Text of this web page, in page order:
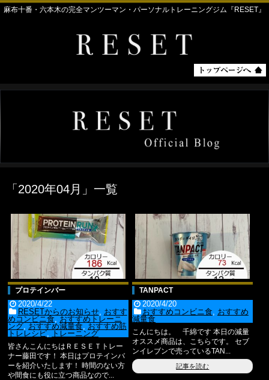
麻布十番・六本木の完全マンツーマン・パーソナルトレーニングジム『RESET』
「 2020年04月 」 一覧
プロテインバー
2020/4/22
RESETからのお知らせ, おすす
めコンビニ食,おすすめトレーニ
ング,おすすめ減量食,おすすめ筋
トレレシピ,トレーニング
皆さんこんにちはＲＥＳＥＴトレー
ナー藤田です！ 本日はプロテインバ
ーを紹介いたします！ 時間のない方
や間食にも役に立つ商品なので...
TANPACT
2020/4/20
おすすめコンビニ食, おすすめ
減量食
こんにちは。 千綿です 本日の減量
オススメ商品は、こちらです。 セブ
ンイレブンで売っているTAN...
記事を読む